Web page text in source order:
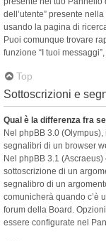
dell’utente” presente
usando la pagina di
Puoi comunque trovare
funzione “I tuoi
Top
Sottoscrizioni e
Qual è la differenza fra
Nel phpBB 3.0
segnalibri di un browser
Nel phpBB 3.1
sottoscrizione di un
segnalibro di un
comunicherà quando c’è
forum della Board.
essere configurate nel